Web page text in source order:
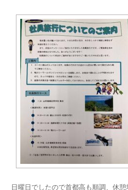
日曜日でしたので首都高も順調、休憩